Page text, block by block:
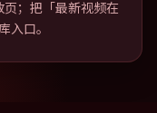
；把「最新视频在
入口。